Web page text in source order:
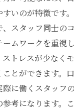
いのが特徴です
スタッフ同士の
ームワークを重視
トレスが少なく
ことができます。
際に働くスタッフ
考になります。